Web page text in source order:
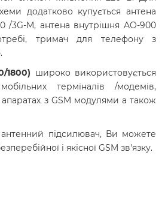
додатково купується антена
/3G-M, антена внутрішня AO-900
тримач для телефону з
1800) широко використовується
терміналів /модемів,
апаратах з GSM модулями а також
підсилювач, Ви можете
і якісної GSM зв'язку.